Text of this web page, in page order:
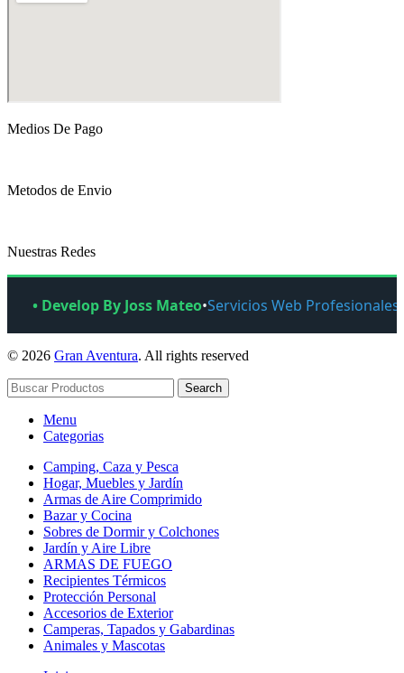
Medios De Pago
Metodos de Envio
Nuestras Redes
• Develop By Joss Mateo•Servicios Web Profesionales
© 2026 Gran Aventura. All rights reserved
Search
Menu
Categorias
Camping, Caza y Pesca
Hogar, Muebles y Jardín
Armas de Aire Comprimido
Bazar y Cocina
Sobres de Dormir y Colchones
Jardín y Aire Libre
ARMAS DE FUEGO
Recipientes Térmicos
Protección Personal
Accesorios de Exterior
Camperas, Tapados y Gabardinas
Animales y Mascotas